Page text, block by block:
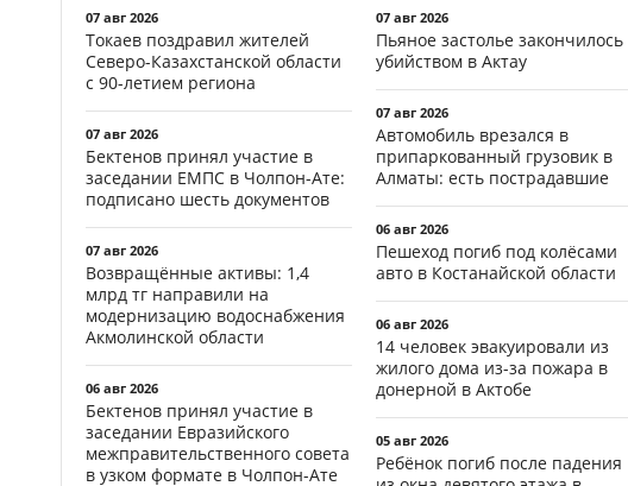
07 авг 2026
Токаев поздравил жителей
Северо-Казахстанской области
с 90-летием региона
07 авг 2026
Бектенов принял участие в
заседании ЕМПС в Чолпон-Ате:
подписано шесть документов
07 авг 2026
Возвращённые активы: 1,4
млрд тг направили на
модернизацию водоснабжения
Акмолинской области
06 авг 2026
Бектенов принял участие в
заседании Евразийского
межправительственного совета
в узком формате в Чолпон-Ате
07 авг 2026
Пьяное застолье закончилось
убийством в Актау
07 авг 2026
Автомобиль врезался в
припаркованный грузовик в
Алматы: есть пострадавшие
06 авг 2026
Пешеход погиб под колёсами
авто в Костанайской области
06 авг 2026
14 человек эвакуировали из
жилого дома из-за пожара в
донерной в Актобе
05 авг 2026
Ребёнок погиб после падения